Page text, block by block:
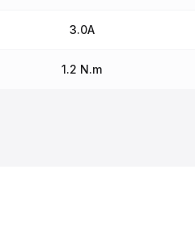
3.0A
1.2 N.m